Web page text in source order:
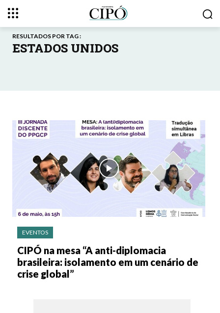
RESULTADOS POR TAG :
ESTADOS UNIDOS
EVENTOS
CIPÓ na mesa “A anti-diplomacia
brasileira: isolamento em um cenário de
crise global”